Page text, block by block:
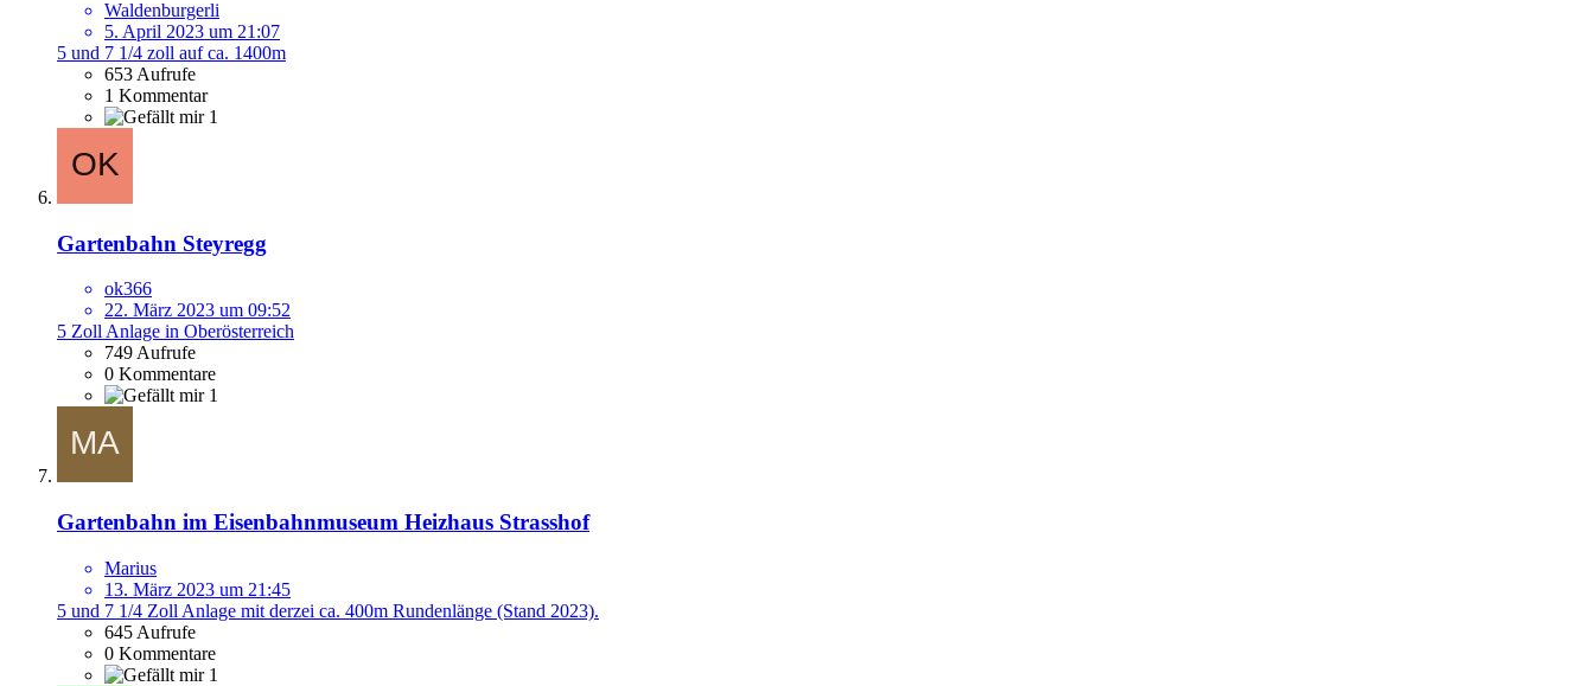
Waldenburgerli
5. April 2023 um 21:07
5 und 7 1/4 zoll auf ca. 1400m
653 Aufrufe
1 Kommentar
1
Gartenbahn Steyregg
ok366
22. März 2023 um 09:52
5 Zoll Anlage in Oberösterreich
749 Aufrufe
0 Kommentare
1
Gartenbahn im Eisenbahnmuseum Heizhaus Strasshof
Marius
13. März 2023 um 21:45
5 und 7 1/4 Zoll Anlage mit derzei ca. 400m Rundenlänge (Stand 2023).
645 Aufrufe
0 Kommentare
1